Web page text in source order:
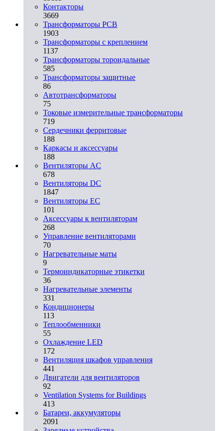
Контакторы
3669
Трансформаторы PCB
1903
Трансформаторы с креплением
1137
Трансформаторы тороидальные
585
Трансформаторы защитные
86
Автотрансформаторы
75
Токовые измерительные трансформаторы
719
Сердечники ферритовые
188
Каркасы и аксессуары
188
Вентиляторы AC
678
Вентиляторы DC
1847
Вентиляторы EC
101
Аксессуары к вентиляторам
268
Управление вентиляторами
70
Нагревательные маты
9
Термоиндикаторные этикетки
36
Нагревательные элементы
331
Кондиционеры
113
Теплообменники
55
Охлаждение LED
172
Вентиляция шкафов управления
441
Двигатели для вентиляторов
92
Ventilation Systems for Buildings
413
Батареи, аккумуляторы
2091